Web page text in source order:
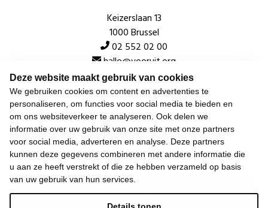
Deze website maakt gebruik van cookies
We gebruiken cookies om content en advertenties te
personaliseren, om functies voor social media te bieden en
om ons websiteverkeer te analyseren. Ook delen we
informatie over uw gebruik van onze site met onze partners
voor social media, adverteren en analyse. Deze partners
kunnen deze gegevens combineren met andere informatie die
u aan ze heeft verstrekt of die ze hebben verzameld op basis
van uw gebruik van hun services.
Keizerslaan 13
1000 Brussel
02 552 02 00
hallo@vooruit.org
Snel
Over de beweging
Algemeen
Laatste nieuws